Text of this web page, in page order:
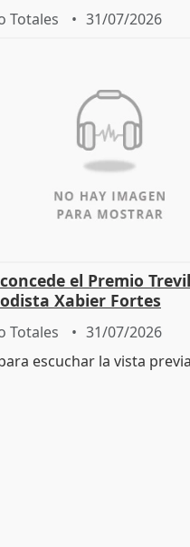
Totales 31/07/2026
el Premio
Xabier Fortes
Totales 31/07/2026